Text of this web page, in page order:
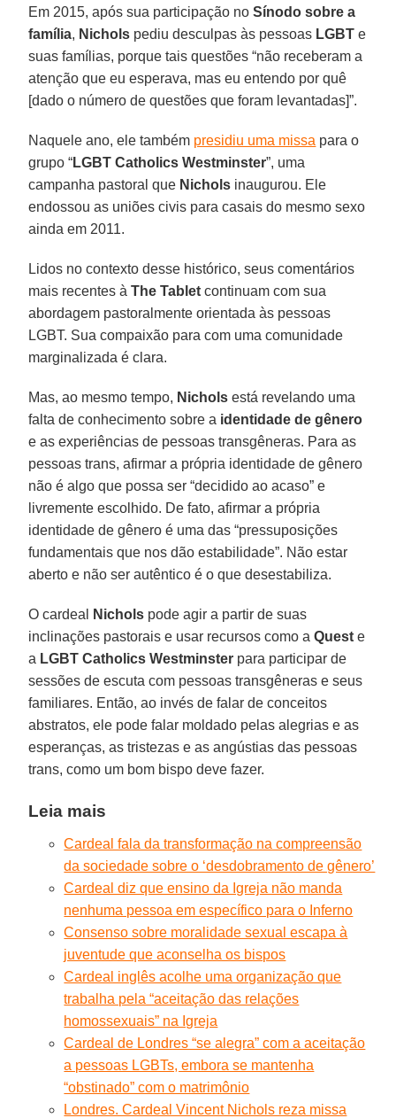
Em 2015, após sua participação noSínodo sobre a
família, Nichols pediu desculpas às pessoas LGBT e
suas famílias, porque tais questões “não receberam a
atenção que eu esperava, mas eu entendo por quê
[dado o número de questões que foram levantadas]”.
Naquele ano, ele também presidiu uma missa para o
grupo “LGBT Catholics Westminster”, uma
campanha pastoral que Nichols inaugurou. Ele
endossou as uniões civis para casais do mesmo sexo
ainda em 2011.
Lidos no contexto desse histórico, seus comentários
mais recentes àThe Tablet continuam com sua
abordagem pastoralmente orientada às pessoas
LGBT. Sua compaixão para com uma comunidade
marginalizada é clara.
Mas, ao mesmo tempo, Nichols está revelando uma
falta de conhecimento sobre a identidade de gênero
e as experiências de pessoas transgêneras. Para as
pessoas trans, afirmar a própria identidade de gênero
não é algo que possa ser “decidido ao acaso” e
livremente escolhido. De fato, afirmar a própria
identidade de gênero é uma das “pressuposições
fundamentais que nos dão estabilidade”. Não estar
aberto e não ser autêntico é o que desestabiliza.
O cardeal Nichols pode agir a partir de suas
inclinações pastorais e usar recursos como aQuest e
a LGBT Catholics Westminster para participar de
sessões de escuta com pessoas transgêneras e seus
familiares. Então, ao invés de falar de conceitos
abstratos, ele pode falar moldado pelas alegrias e as
esperanças, as tristezas e as angústias das pessoas
trans, como um bom bispo deve fazer.
Leia mais
Cardeal fala da transformação na compreensão
da sociedade sobre o ‘desdobramento de gênero’
Cardeal diz que ensino da Igreja não manda
nenhuma pessoa em específico para o Inferno
Consenso sobre moralidade sexual escapa à
juventude que aconselha os bispos
Cardeal inglês acolhe uma organização que
trabalha pela “aceitação das relações
homossexuais” na Igreja
Cardeal de Londres “se alegra” com a aceitação
a pessoas LGBTs, embora se mantenha
“obstinado” com o matrimônio
Londres. Cardeal Vincent Nichols reza missa